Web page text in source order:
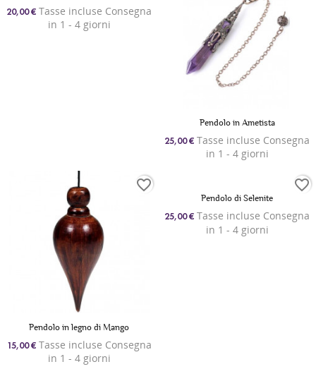
20,00 € Tasse incluse Consegna
in 1 - 4 giorni
Pendolo in Ametista
25,00 € Tasse incluse Consegna
in 1 - 4 giorni
Pendolo in legno di Mango
15,00 €Tasse incluse Consegna
in 1 - 4 giorni
favorite_border
Pendolo di Selenite
25,00 € Tasse incluse Consegna
in 1 - 4 giorni
favorite_border